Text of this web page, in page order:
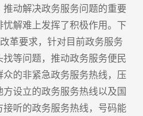
动解决政务服务问题的重要
解难上发挥了积极作用。下
革要求，针对目前政务服务
等问题，推动政务服务便民
的非紧急政务服务热线，压
设立的政务服务热线以及国
听的政务服务热线，号码能